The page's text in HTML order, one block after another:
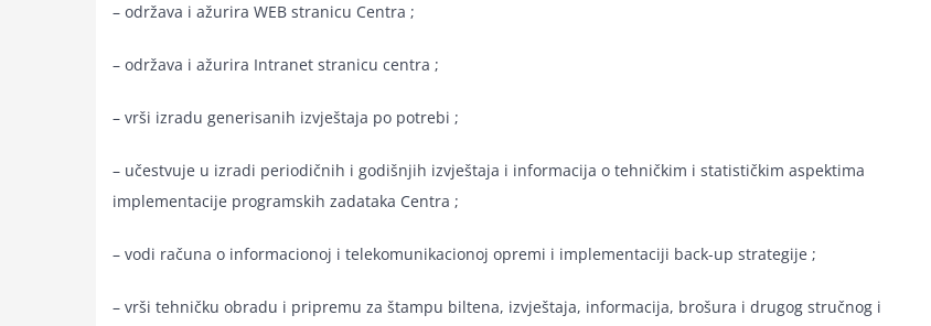
– održava i ažurira WEB stranicu Centra ;
– održava i ažurira Intranet stranicu centra ;
– vrši izradu generisanih izvještaja po potrebi ;
– učestvuje u izradi periodičnih i godišnjih izvještaja i informacija o tehničkim i statističkim aspektima
implementacije programskih zadataka Centra ;
– vodi računa o informacionoj i telekomunikacionoj opremi i implementaciji back-up strategije ;
– vrši tehničku obradu i pripremu za štampu biltena, izvještaja, informacija, brošura i drugog stručnog i